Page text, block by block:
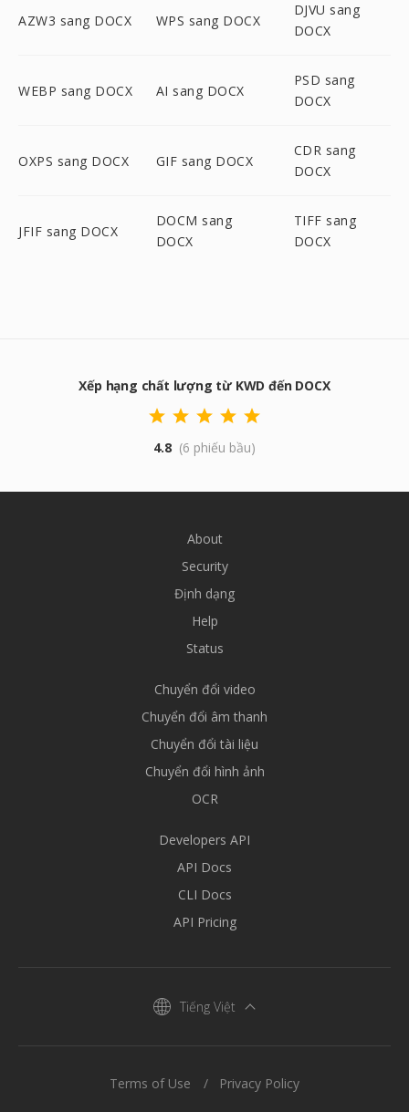
AZW3 sang DOCX WPS sang DOCX
DJVU sang
DOCX
WEBP sang DOCX AI sang DOCX
PSD sang
DOCX
OXPS sang DOCX GIF sang DOCX
CDR sang
DOCX
JFIF sang DOCX
DOCM sang
DOCX
TIFF sang
DOCX
Xếp hạng chất lượng từ KWD đến DOCX
4.8 (6 phiếu bầu)
About
Security
Định dạng
Help
Status
Chuyển đổi video
Chuyển đổi âm thanh
Chuyển đổi tài liệu
Chuyển đổi hình ảnh
OCR
Developers API
API Docs
CLI Docs
API Pricing
Tiếng Việt
Terms of Use Privacy Policy